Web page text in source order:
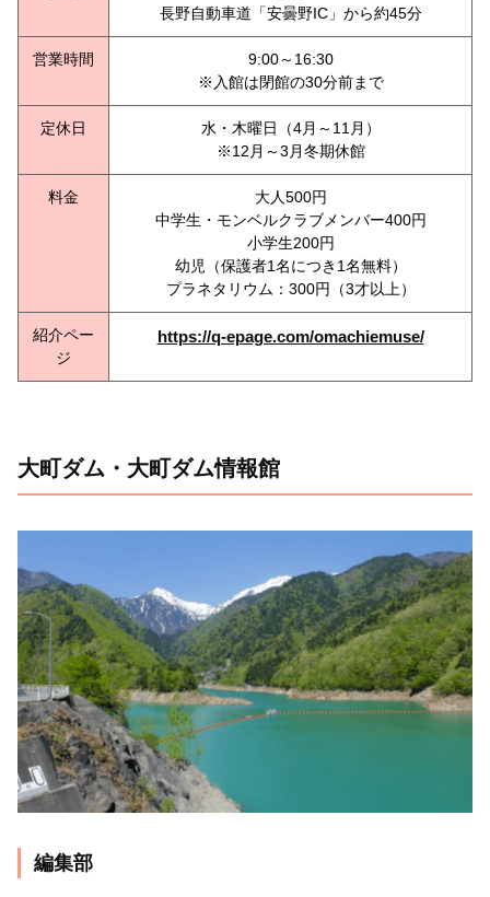
長野自動車道「安曇野IC」から約45分
営業時間
9:00～16:30
※入館は閉館の30分前まで
定休日
水・木曜日（4月～11月）
※12月～3月冬期休館
料金
大人500円
中学生・モンベルクラブメンバー400円
小学生200円
幼児（保護者1名につき1名無料）
プラネタリウム：300円（3才以上）
紹介ペー
ジ
https://q-epage.com/omachiemuse/
大町ダム・大町ダム情報館
編集部